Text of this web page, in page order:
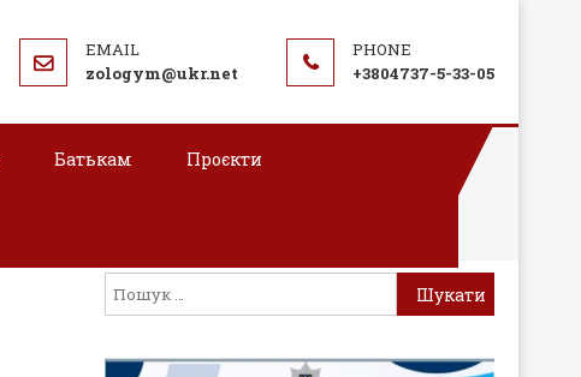
zologym@ukr.net +3804737-5-33-05
Батькам Проєкти
Пошук: